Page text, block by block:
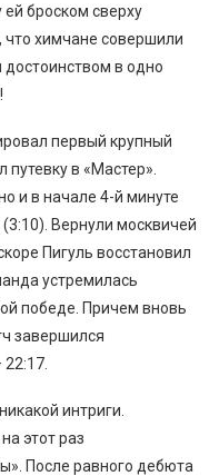
броском сверху
химчане совершили
в одно
первый крупный
путевку в «Мастер».
и в начале 4-й минуте
(3:10). Вернули москвичей
Пигуль восстановил
устремилась
победе. Причем вновь
завершился
интриги.
этот раз
После равного дебюта